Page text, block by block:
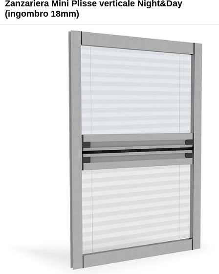
Zanzariera Mini Plisse verticale Night&Day
(ingombro 18mm)